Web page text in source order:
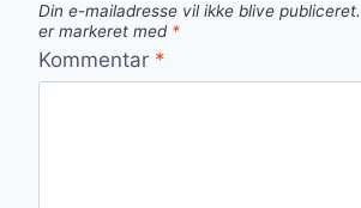
Din e-mailadresse vil ikke blive publiceret.
er markeret med *
Kommentar *